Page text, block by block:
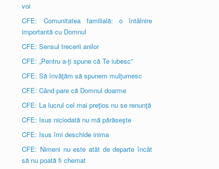
voi
CFE: Comunitatea familială: o întâlnire
importantă cu Domnul
CFE: Sensul trecerii anilor
CFE: „Pentru a-ţi spune că Te iubesc”
CFE: Să învăţăm să spunem mulţumesc
CFE: Când pare că Domnul doarme
CFE: La lucrul cel mai preţios nu se renunţă
CFE: Isus niciodată nu mă părăseşte
CFE: Isus îmi deschide inima
CFE: Nimeni nu este atât de departe încât
să nu poată fi chemat